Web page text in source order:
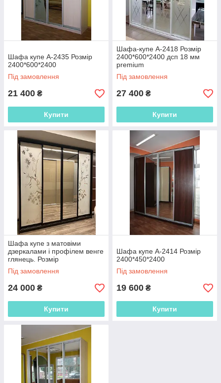
Шафа купе А-2435 Розмір
2400*600*2400
Під замовлення
21 400 ₴
Купити
Шафа-купе А-2418 Розмір
2400*600*2400 дсп 18 мм
premium
Під замовлення
27 400 ₴
Купити
Шафа купе з матовіми
дзеркалами і профілем венге
глянець. Розмір
2400*600*2400
Під замовлення
24 000 ₴
Купити
Шафа купе А-2414 Розмір
2400*450*2400
Під замовлення
19 600 ₴
Купити